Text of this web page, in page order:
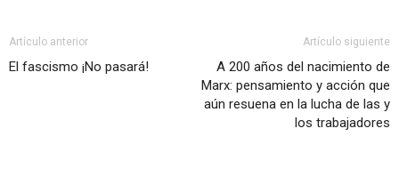
Artículo anterior
El fascismo ¡No pasará!
Artículo siguiente
A 200 años del nacimiento de
Marx: pensamiento y acción que
aún resuena en la lucha de las y
los trabajadores